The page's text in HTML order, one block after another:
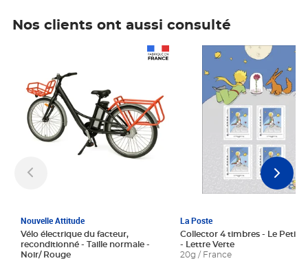
Nos clients ont aussi consulté
Nouvelle Attitude
Vélo électrique du facteur,
reconditionné - Taille normale -
Noir/ Rouge
La Poste
Collector 4 timbres - Le Petit
- Lettre Verte
20g / France
Prix 6,25€ HT